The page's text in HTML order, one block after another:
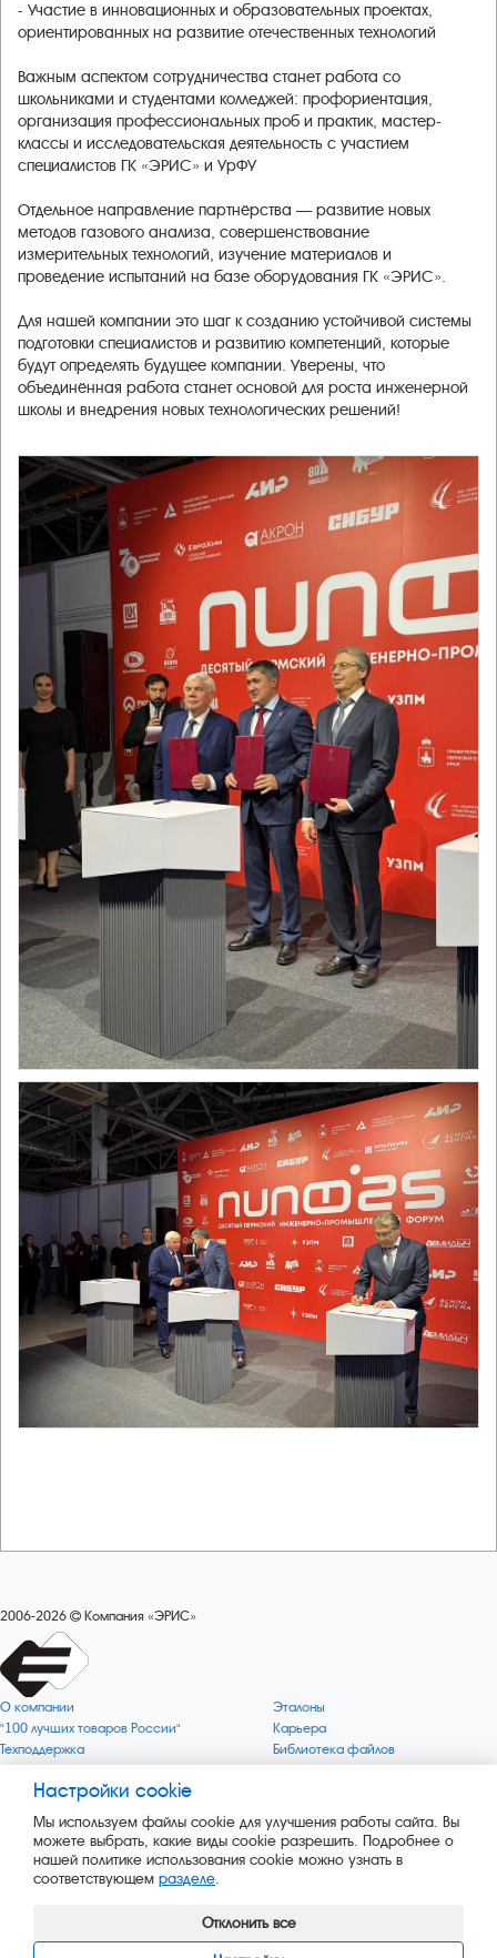
- Участие в инновационных и образовательных проектах,
ориентированных на развитие отечественных технологий
Важным аспектом сотрудничества станет работа со
школьниками и студентами колледжей: профориентация,
организация профессиональных проб и практик, мастер-
классы и исследовательская деятельность с участием
специалистов ГК «ЭРИС» и УрФУ
Отдельное направление партнёрства — развитие новых
методов газового анализа, совершенствование
измерительных технологий, изучение материалов и
проведение испытаний на базе оборудования ГК «ЭРИС».
Для нашей компании это шаг к созданию устойчивой системы
подготовки специалистов и развитию компетенций, которые
будут определять будущее компании. Уверены, что
объединённая работа станет основой для роста инженерной
школы и внедрения новых технологических решений!
2006-2026 Компания «ЭРИС»
О компании
"100 лучших товаров России"
Техподдержка
Поверка по редким газам
Готовность СИ Онлайн
Пресс-релизы
Каталог сервисных услуг
Эталоны
Карьера
Библиотека файлов
Цели компании
Зелёная 1000
Key BLE Generator
Настройки cookie
Мы используем файлы cookie для улучшения работы сайта. Вы
можете выбрать, какие виды cookie разрешить. Подробнее о
нашей политике использования cookie можно узнать в
соответствующем разделе.
Отклонить все